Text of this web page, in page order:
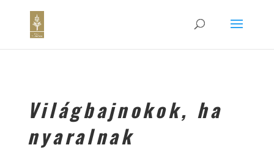
Világbajnokok, ha
nyaralnak